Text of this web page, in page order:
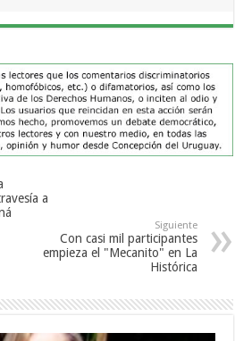
a
Siguiente
Con casi mil participantes
empieza el "Mecanito" en La
Histórica